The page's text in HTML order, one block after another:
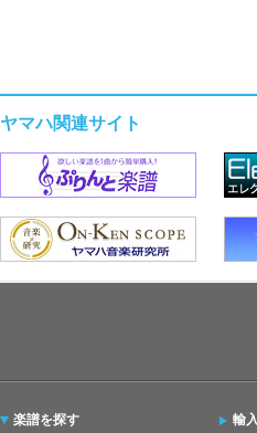
ヤマハ関連サイト
楽譜を探す 輸